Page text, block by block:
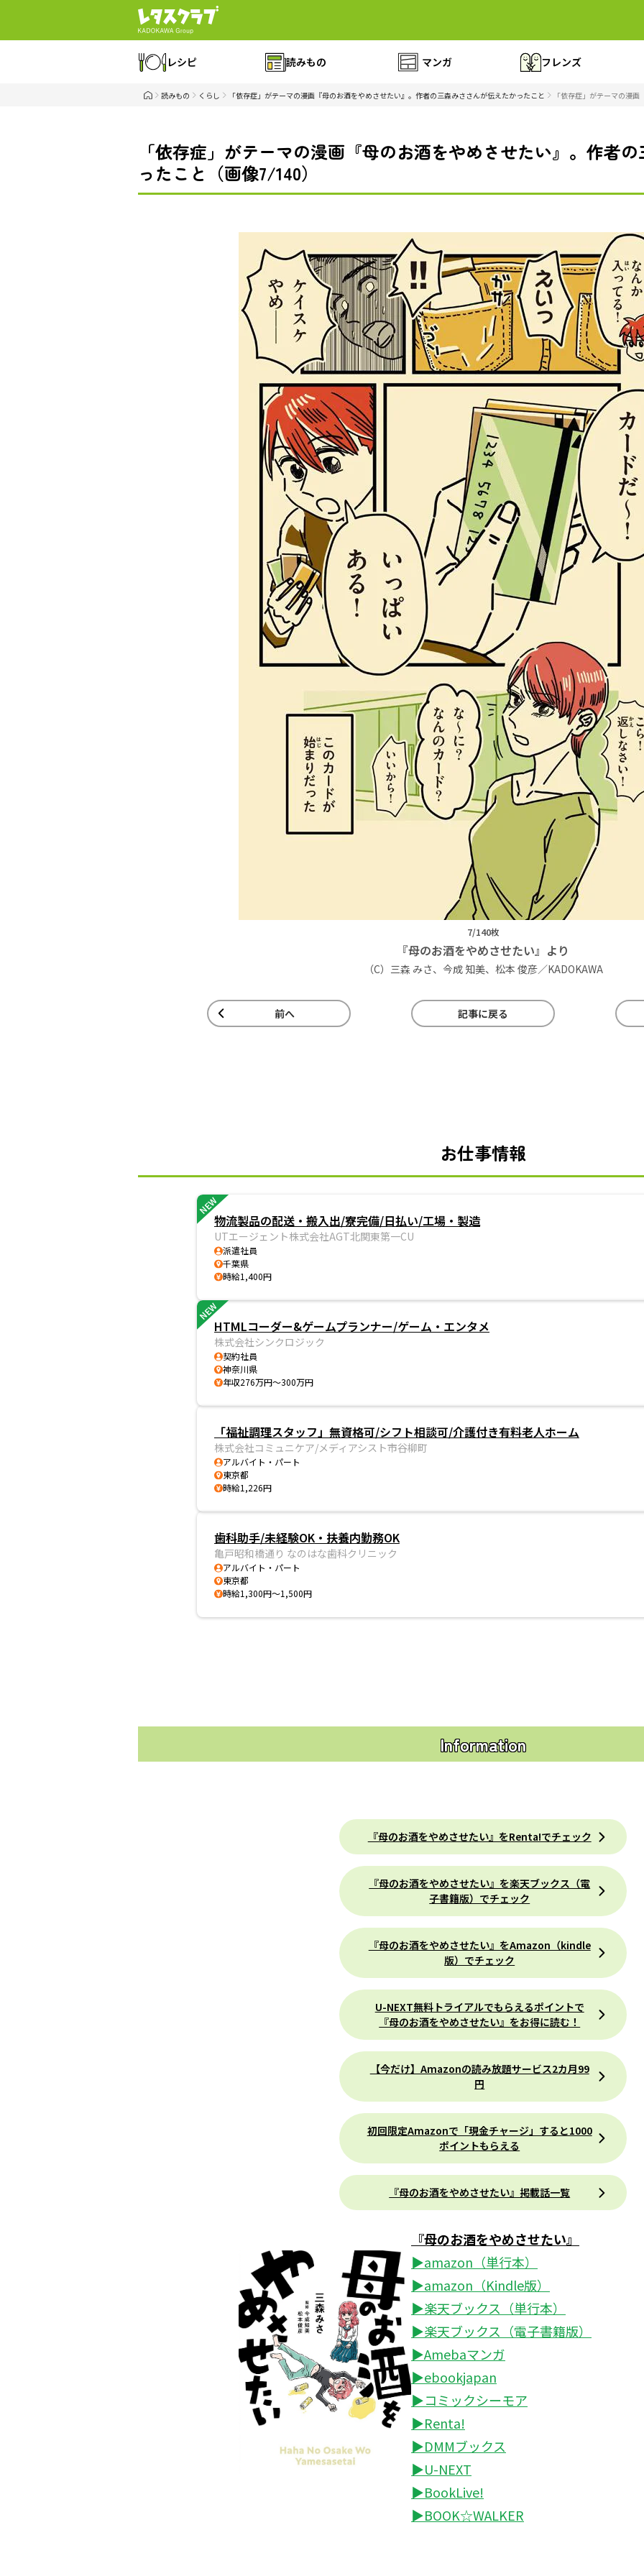
レシピ 読みもの マンガ フレンズ
読みもの くらし 「依存症」がテーマの漫画『母のお酒をやめさせたい』。作者の三森みささんが伝えたかったこと 「依存症」がテーマの漫
「依存症」がテーマの漫画『母のお酒をやめさせたい』。作者
ったこと（画像7/140）
7/140枚
『母のお酒をやめさせたい』より
（C）三森 みさ、今成 知美、松本 俊彦／KADOKAWA
前へ 記事に戻る
お仕事情報
NEW
物流製品の配送・搬入出/寮完備/日払い/工場・製造
UTエージェント株式会社AGT北関東第一CU
派遣社員
千葉県
時給1,400円
NEW
HTMLコーダー&ゲームプランナー/ゲーム・エンタメ
株式会社シンクロジック
契約社員
神奈川県
年収276万円～300万円
「福祉調理スタッフ」無資格可/シフト相談可/介護付き有料老人ホーム
株式会社コミュニケア/メディアシスト市谷柳町
アルバイト・パート
東京都
時給1,226円
歯科助手/未経験OK・扶養内勤務OK
亀戸昭和橋通り なのはな歯科クリニック
アルバイト・パート
東京都
時給1,300円～1,500円
Information
『母のお酒をやめさせたい』をRenta!でチェック
『母のお酒をやめさせたい』を楽天ブックス（電
子書籍版）でチェック
『母のお酒をやめさせたい』をAmazon（kindle
版）でチェック
U-NEXT無料トライアルでもらえるポイントで
『母のお酒をやめさせたい』をお得に読む！
【今だけ】Amazonの読み放題サービス2カ月99
円
初回限定Amazonで「現金チャージ」すると1000
ポイントもらえる
『母のお酒をやめさせたい』掲載話一覧
『母のお酒をやめさせたい』
▶amazon（単行本）
▶amazon（Kindle版）
▶楽天ブックス（単行本）
▶楽天ブックス（電子書籍版）
▶Amebaマンガ
▶ebookjapan
▶コミックシーモア
▶Renta!
▶DMMブックス
▶U-NEXT
▶BookLive!
▶BOOK☆WALKER